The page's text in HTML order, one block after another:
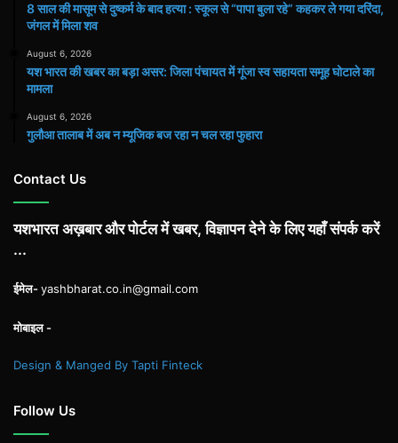
8 साल की मासूम से दुष्कर्म के बाद हत्या : स्कूल से “पापा बुला रहे” कहकर ले गया दरिंदा,
जंगल में मिला शव
August 6, 2026
यश भारत की खबर का बड़ा असर: जिला पंचायत में गूंजा स्व सहायता समूह घोटाले का
मामला
August 6, 2026
गुलौआ तालाब में अब न म्यूजिक बज रहा न चल रहा फुहारा
Contact Us
यशभारत अख़बार और पोर्टल में खबर, विज्ञापन देने के लिए यहाँ संपर्क करें
...
ईमेल-yashbharat.co.in@gmail.com
मोबाइल -
Design & Manged By Tapti Finteck
Follow Us